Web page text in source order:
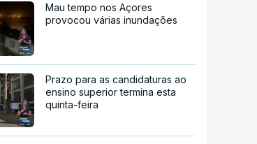
Mau tempo nos Açores
provocou várias inundações
Prazo para as candidaturas ao
ensino superior termina esta
quinta-feira